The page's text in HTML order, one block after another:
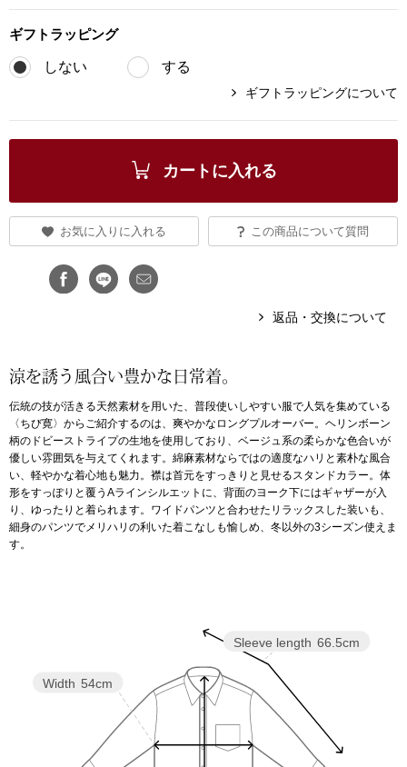
集
タログ
ダーウェア
ショルダーバ
リュック･バッ
ボストンバッグ
スーツケース
レースアップ
ギフト ラッピング
しない する
ギフトラッピングについて
カートに入れる
お気に入りに入れる この商品について質問
返品・交換について
涼を誘う風合い豊かな日常着。
伝統の技が活きる天然素材を用いた、普段使いしやすい服で人気を集めている
〈ちび寛〉からご紹介するのは、爽やかなロングプルオーバー。ヘリンボーン
柄のドビーストライプの生地を使用しており、ベージュ系の柔らかな色合いが
優しい雰囲気を与えてくれます。綿麻素材ならではの適度なハリと素朴な風合
い、軽やかな着心地も魅力。襟は首元をすっきりと見せるスタンドカラー。体
形をすっぽりと覆うAラインシルエットに、背面のヨーク下にはギャザーが入
り、ゆったりと着られます。ワイドパンツと合わせたリラックスした装いも、
細身のパンツでメリハリの利いた着こなしも愉しめ、冬以外の3シーズン使えま
す。
Sleeve length 66.5cm
Width 54cm